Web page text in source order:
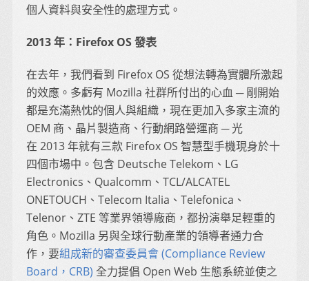
個人資料與安全性的處理方式。
2013 年：Firefox OS 發表
在去年，我們看到 Firefox OS 從想法轉為實體所激起
的效應。多虧有 Mozilla 社群所付出的心血 ─ 剛開始
都是充滿熱忱的個人與組織，現在更加入多家主流的
OEM 商、晶片製造商、行動網路營運商 ─ 光
在 2013 年就有三款 Firefox OS 智慧型手機現身於十
四個市場中。包含 Deutsche Telekom、LG
Electronics、Qualcomm、TCL/ALCATEL
ONETOUCH、Telecom Italia、Telefonica、
Telenor、ZTE 等業界領導廠商，都扮演舉足輕重的
角色。Mozilla 另與全球行動產業的領導者通力合
作，要組成新的審查委員會 (Compliance Review
Board，CRB) 全力提倡 Open Web 生態系統並使之